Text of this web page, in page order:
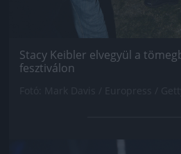
Stacy Keibler elvegyül a
fesztiválon